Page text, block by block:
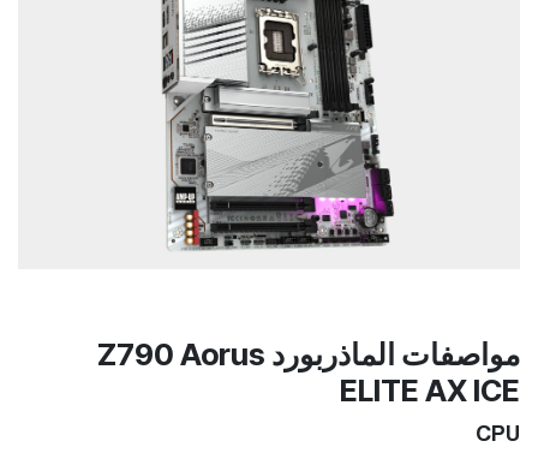
مواصفات الماذربورد Z790 Aorus
ELITE AX ICE
CPU